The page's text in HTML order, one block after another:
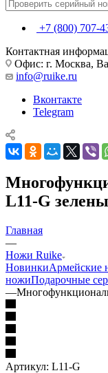
+7 (800) 707-
Контактная
Офис: г. Москва,
info@ruike.ru
Вконтакте
Telegram
L11-G
Главная
—
Ножи Ruike
НовинкиАрмейские
ножиПодарочные
—
Артикул: L11-G